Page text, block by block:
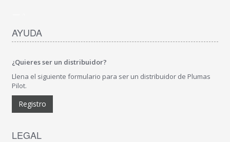
AYUDA
¿Quieres ser un distribuidor?
Llena el siguiente formulario para ser un distribuidor de Plumas
Pilot.
Registro
LEGAL